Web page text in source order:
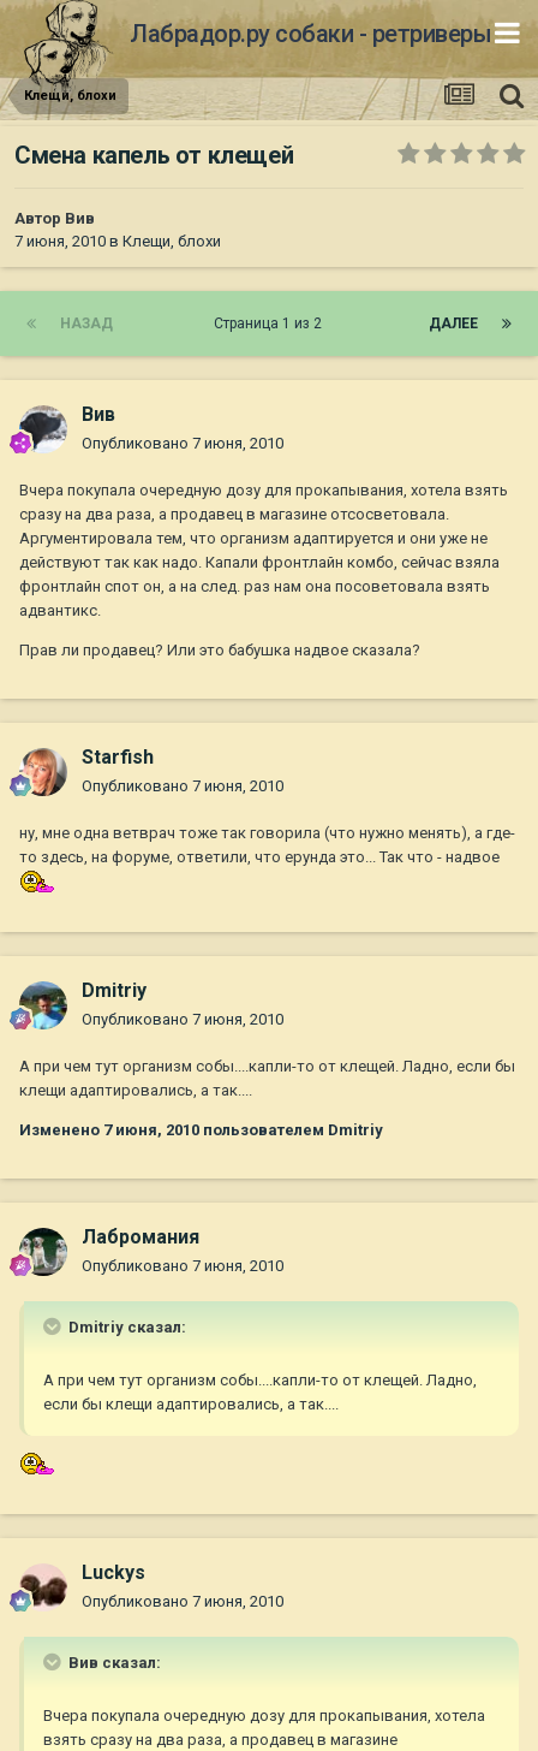
Лабрадор.ру собаки - ретриверы
Клещи, блохи
Смена капель от клещей
Автор Вив
7 июня, 2010 в Клещи, блохи
НАЗАД ДАЛЕЕ
Страница 1 из 2
Вив
Опубликовано 7 июня, 2010
Вчера покупала очередную дозу для прокапывания, хотела взять
сразу на два раза, а продавец в магазине отсосветовала.
Аргументировала тем, что организм адаптируется и они уже не
действуют так как надо. Капали фронтлайн комбо, сейчас взяла
фронтлайн спот он, а на след. раз нам она посоветовала взять
адвантикс.
Прав ли продавец? Или это бабушка надвое сказала?
Starfish
Опубликовано 7 июня, 2010
ну, мне одна ветврач тоже так говорила (что нужно менять), а где-
то здесь, на форуме, ответили, что ерунда это... Так что - надвое
Dmitriy
Опубликовано 7 июня, 2010
А при чем тут организм собы....капли-то от клещей. Ладно, если бы
клещи адаптировались, а так....
Изменено 7 июня, 2010 пользователем Dmitriy
Лабромания
Опубликовано 7 июня, 2010
Dmitriy сказал:
А при чем тут организм собы....капли-то от клещей. Ладно,
если бы клещи адаптировались, а так....
Luckys
Опубликовано 7 июня, 2010
Вив сказал:
Вчера покупала очередную дозу для прокапывания, хотела
взять сразу на два раза, а продавец в магазине